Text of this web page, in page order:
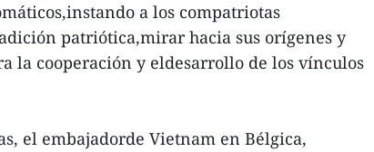
a los compatriotas
patriótica,mirar hacia sus orígenes y
la cooperación y eldesarrollo de los vínculos
el embajadorde Vietnam en Bélgica,